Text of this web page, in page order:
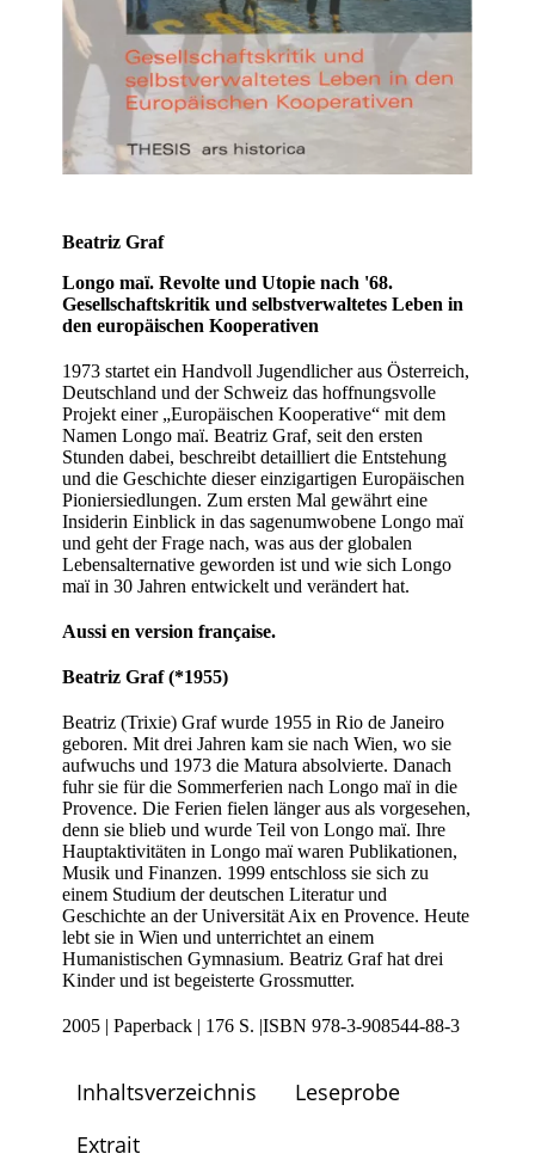
Beatriz Graf
Longo maï. Revolte und Utopie nach '68.
Gesellschaftskritik und selbstverwaltetes Leben in
den europäischen Kooperativen
1973 startet ein Handvoll Jugendlicher aus Österreich,
Deutschland und der Schweiz das hoffnungsvolle
Projekt einer „Europäischen Kooperative“ mit dem
Namen Longo maï. Beatriz Graf, seit den ersten
Stunden dabei, beschreibt detailliert die Entstehung
und die Geschichte dieser einzigartigen Europäischen
Pioniersiedlungen. Zum ersten Mal gewährt eine
Insiderin Einblick in das sagenumwobene Longo maï
und geht der Frage nach, was aus der globalen
Lebensalternative geworden ist und wie sich Longo
maï in 30 Jahren entwickelt und verändert hat.
Aussi en version française.
Beatriz Graf (*1955)
Beatriz (Trixie) Graf wurde 1955 in Rio de Janeiro
geboren. Mit drei Jahren kam sie nach Wien, wo sie
aufwuchs und 1973 die Matura absolvierte. Danach
fuhr sie für die Sommerferien nach Longo maï in die
Provence. Die Ferien fielen länger aus als vorgesehen,
denn sie blieb und wurde Teil von Longo maï. Ihre
Hauptaktivitäten in Longo maï waren Publikationen,
Musik und Finanzen. 1999 entschloss sie sich zu
einem Studium der deutschen Literatur und
Geschichte an der Universität Aix en Provence. Heute
lebt sie in Wien und unterrichtet an einem
Humanistischen Gymnasium. Beatriz Graf hat drei
Kinder und ist begeisterte Grossmutter.
2005 | Paperback | 176 S. |ISBN 978-3-908544-88-3
Inhaltsverzeichnis
Leseprobe
Extrait